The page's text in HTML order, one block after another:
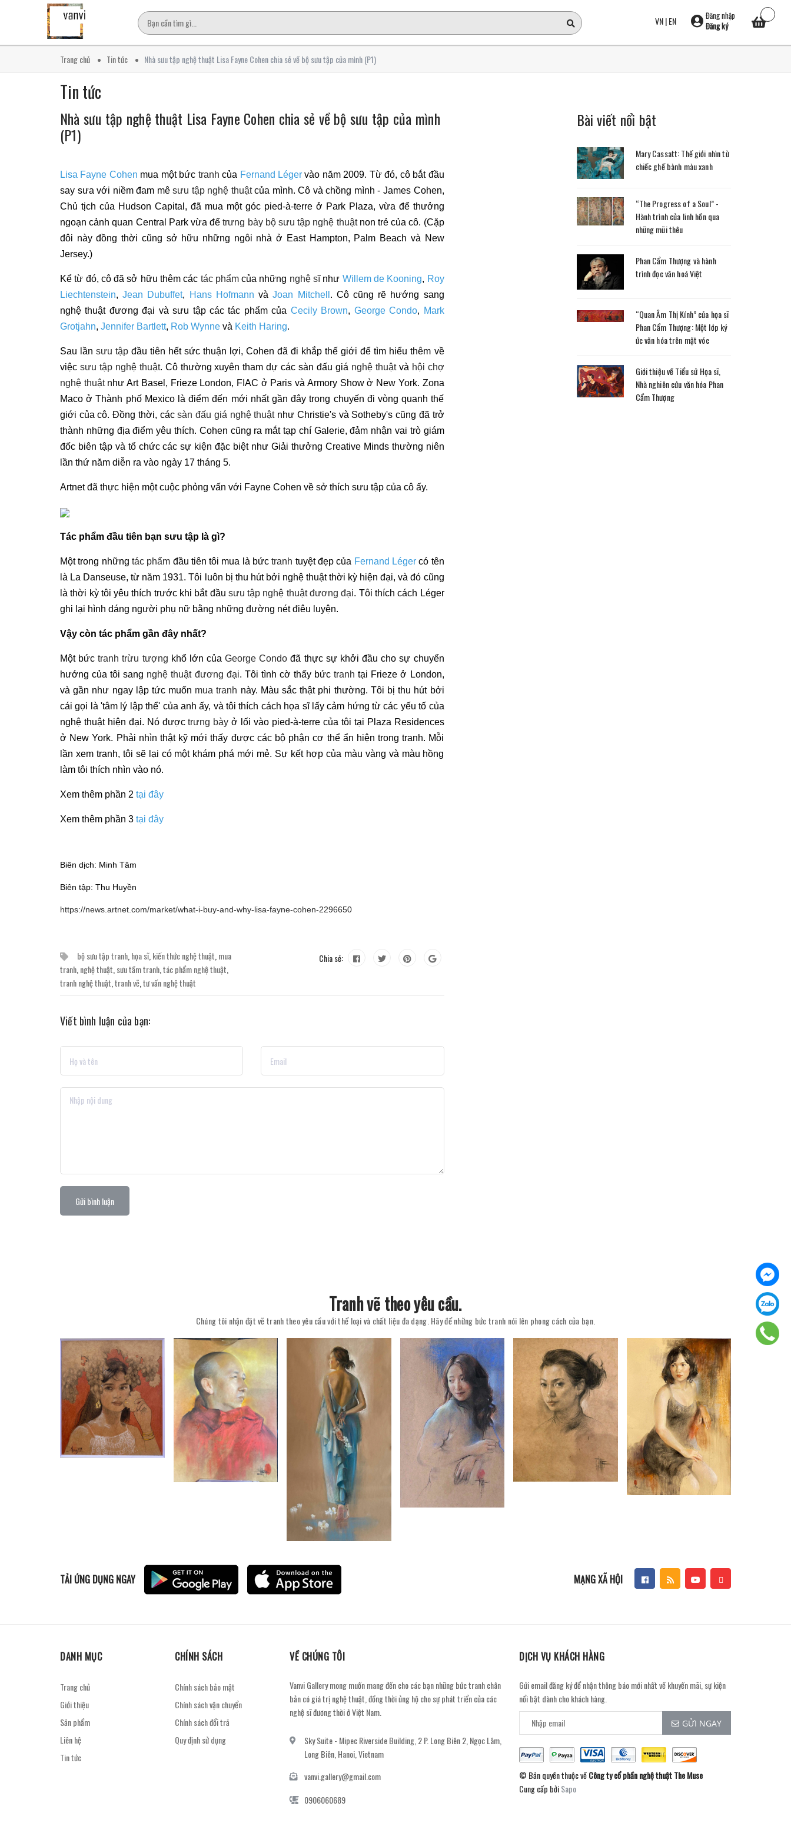
VN|EN
Đăng nhập
Đăng ký
Trang chủ Tin tức Nhà sưu tập nghệ thuật Lisa Fayne Cohen chia sẻ về bộ sưu tập của mình (P1)
Tin tức
Nhà sưu tập nghệ thuật Lisa Fayne Cohen chia sẻ về bộ sưu tập của mình
(P1)
Lisa Fayne Cohen mua một bức tranh của Fernand Léger vào năm 2009. Từ đó, cô bắt đầu
say sưa với niềm đam mêsưu tập nghệ thuậtcủa mình. Cô và chồng mình - James Cohen,
Chủ tịch của Hudson Capital, đã mua một góc pied-à-terre ở Park Plaza, vừa để thưởng
ngoạn cảnh quan Central Park vừa đểtrưng bày bộ sưu tập nghệ thuậtnon trẻ của cô. (Cặp
đôi này đồng thời cũng sở hữu những ngôi nhà ở East Hampton, Palm Beach và New
Jersey.)
Kể từ đó, cô đã sở hữu thêm các tác phẩmcủa những nghệ sĩnhư Willem de Kooning, Roy
Liechtenstein,Jean Dubuffet, Hans Hofmann vàJoan Mitchell . Cô cũng rẽ hướng sang
nghệ thuật đương đại và sưu tập các tác phẩm của Cecily Brown, George Condo, Mark
Grotjahn, Jennifer Bartlett, Rob Wynne và Keith Haring.
Sau lầnsưu tập đầu tiên hết sức thuận lợi, Cohen đã đi khắp thế giới để tìm hiểu thêm về
việc sưu tập nghệ thuật. Cô thường xuyên tham dự các sàn đấu giá nghệ thuậtvà hội chợ
nghệ thuậtnhư Art Basel, Frieze London, FIAC ở Paris và Armory Show ở New York. Zona
Maco ở Thành phố Mexico là điểm đến mới nhất gần đây trong chuyến đi vòng quanh thế
giới của cô. Đồng thời, cácsàn đấu giá nghệ thuậtnhư Christie's và Sotheby's cũng đã trở
thành những địa điểm yêu thích. Cohen cũng ra mắt tạp chí Galerie, đảm nhận vai trò giám
đốc biên tập và tổ chức các sự kiện đặc biệt như Giải thưởng Creative Minds thường niên
lần thứ năm diễn ra vào ngày 17 tháng 5.
Artnet đã thực hiện một cuộc phỏng vấn với Fayne Cohen về sở thích sưu tập của cô ấy.
Tác phẩm đầu tiên bạn sưu tập là gì?
Một trong những tác phẩm đầu tiên tôi mua là bứctranh tuyệt đẹp của Fernand Légercó tên
là La Danseuse, từ năm 1931. Tôi luôn bị thu hút bởi nghệ thuật thời kỳ hiện đại, và đó cũng
là thời kỳ tôi yêu thích trước khi bắt đầu sưu tập nghệ thuật đương đại. Tôi thích cách Léger
ghi lại hình dáng người phụ nữ bằng những đường nét điêu luyện.
Vậy còn tác phẩm gần đây nhất?
Một bứctranh trừu tượng khổ lớn củaGeorge Condo đã thực sự khởi đầu cho sự chuyển
hướng của tôi sang nghệ thuật đương đại. Tôi tình cờ thấy bứctranh tại Frieze ở London,
và gần như ngay lập tức muốn mua tranh này. Màu sắc thật phi thường. Tôi bị thu hút bởi
cái gọi là 'tâm lý lập thể' của anh ấy, và tôi thích cách họa sĩ lấy cảm hứng từ các yếu tố của
nghệ thuật hiện đại. Nó đượctrưng bày ở lối vào pied-à-terre của tôi tại Plaza Residences
ở New York. Phải nhìn thật kỹ mới thấy được các bộ phận cơ thể ẩn hiện trong tranh. Mỗi
lần xem tranh, tôi sẽ lại có một khám phá mới mẻ. Sự kết hợp của màu vàng và màu hồng
làm tôi thích nhìn vào nó.
Xem thêm phần 2 tại đây
Xem thêm phần 3 tại đây
Biên dịch: Minh Tâm
Biên tập: Thu Huyền
https://news.artnet.com/market/what-i-buy-and-why-lisa-fayne-cohen-2296650
bộ sưu tập tranh họa sĩ, kiến thức nghệ thuật mua
tranh nghệ thuật sưu tầm tranh tác phẩm nghệ thuật
tranh nghệ thuật tranh vẽ tư vấn nghệ thuật
Chia sẻ:
Viết bình luận của bạn:
Gửi bình luận
Bài viết nổi bật
Mary Cassatt: Thế giới nhìn từ
chiếc ghế bành màu xanh
“The Progress of a Soul” -
Hành trình của linh hồn qua
những mũi thêu
Phan Cẩm Thượng và hành
trình đọc văn hoá Việt
“Quan Âm Thị Kính” của họa sĩ
Phan Cẩm Thượng: Một lớp ký
ức văn hóa trên mặt vóc
Giới thiệu về Tiểu sử Họa sĩ,
Nhà nghiên cứu văn hóa Phan
Cẩm Thượng
Tranh vẽ theo yêu cầu.
Chúng tôi nhận đặt vẽ tranh theo yêu cầu với thể loại và chất liệu đa dạng. Hãy để những bức tranh nói lên phong cách của bạn.
TẢI ỨNG DỤNG NGAY MẠNG XÃ HỘI
DANH MỤC
Trang chủ
Giới thiệu
Sản phẩm
Liên hệ
Tin tức
CHÍNH SÁCH
Chính sách bảo mật
Chính sách vận chuyển
Chính sách đổi trả
Quy định sử dụng
VỀ CHÚNG TÔI
Vanvi Gallery mong muốn mang đến cho các bạn những bức tranh chân
bản có giá trị nghệ thuật, đồng thời ủng hộ cho sự phát triển của các
nghệ sĩ đương thời ở Việt Nam.
Sky Suite - Mipec Riverside Building, 2 P. Long Biên 2, Ngọc Lâm,
Long Biên, Hanoi, Vietnam
vanvi.gallery@gmail.com
0906060689
DỊCH VỤ KHÁCH HÀNG
Gửi email đăng ký để nhận thông báo mới nhất về khuyến mãi, sự kiện
nổi bật dành cho khách hàng.
GỬI NGAY
© Bản quyền thuộc vềCông ty cổ phần nghệ thuật The Muse
Cung cấp bởiSapo